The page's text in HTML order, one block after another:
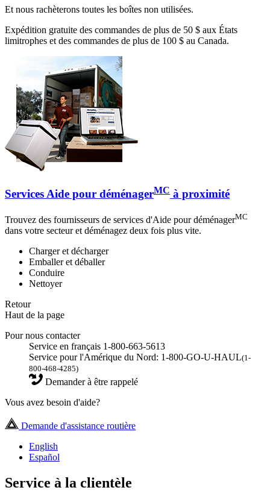
Et nous rachèterons toutes les boîtes non utilisées.
Expédition gratuite des commandes de plus de 50 $ aux États
limitrophes et des commandes de plus de 100 $ au Canada.
Services Aide pour déménagerMC à proximité
Trouvez des fournisseurs de services d'Aide pour déménagerMC
dans votre secteur et déménagez deux fois plus vite.
Charger et décharger
Emballer et déballer
Conduire
Nettoyer
Retour
Haut de la page
Pour nous contacter
Service en français 1-800-663-5613
Service pour l'Amérique du Nord: 1-800-GO-U-HAUL(1-
800-468-4285)
Demander à être rappelé
Vous avez besoin d'aide?
Demande d'assistance routière
English
Español
Service à la clientèle